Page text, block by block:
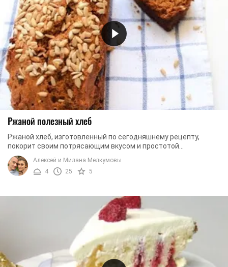
Ржаной полезный хлеб
Ржаной хлеб, изготовленный по сегодняшнему рецепту,
покорит своим потрясающим вкусом и простотой
приготовления. Этот хлеб - кладезь витаминов и ...
Алексей и Милана Мелкумовы
4
25 5